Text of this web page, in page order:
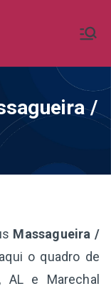
BR
Ônibus de todo o
/
Massagueira /
o quadro de
AL e Marechal